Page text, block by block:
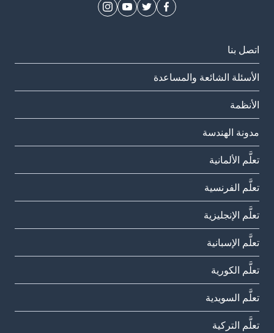
اتصل بنا
الأسئلة الشائعة والمساعدة
الأنظمة
مدونة الهندسة
تعلَّم الألمانية
تعلَّم الفرنسية
تعلَّم الإنجليزية
تعلَّم الإسبانية
تعلَّم الكورية
تعلَّم السويدية
تعلَّم التركية